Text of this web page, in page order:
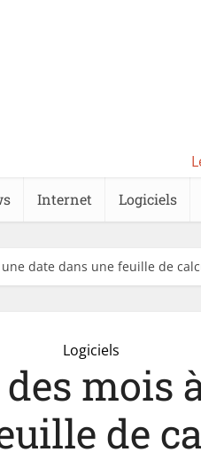
Internet Logiciels
date dans une feuille de
Logiciels
mois
de